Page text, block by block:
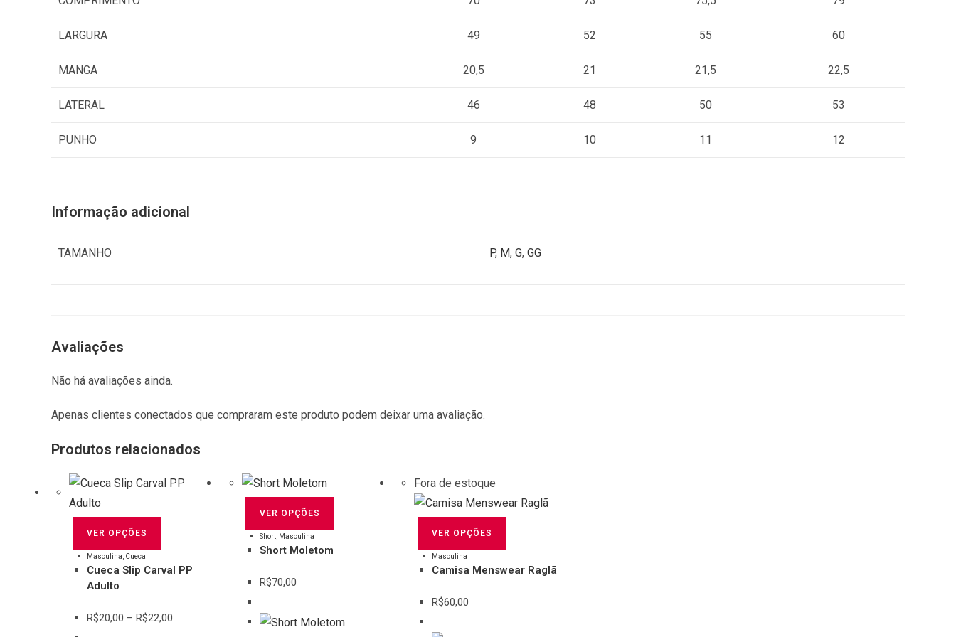
LARGURA 49 52 55 60
MANGA 20,5 21 21,5 22,5
LATERAL 46 48 50 53
PUNHO 9 10 11 12
Informação adicional
TAMANHO P, M, G, GG
Avaliações
Não há avaliações ainda.
Apenas clientes conectados que compraram este produto podem deixar uma avaliação.
Produtos relacionados
VER OPÇÕES
várias
Masculina Cueca
Cueca Slip Carval PP
Adulto
R$20,00 – R$22,00
VER OPÇÕES
podem
Short, Masculina
Short Moletom
R$70,00
Fora de estoque
VER OPÇÕES
várias
Masculina
Camisa Menswear Raglã
R$60,00